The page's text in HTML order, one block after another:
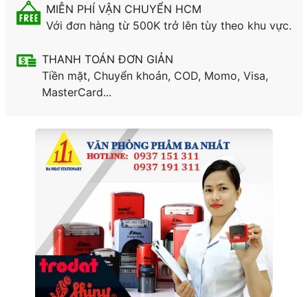
MIỄN PHÍ VẬN CHUYỂN HCM
Với đơn hàng từ 500K trở lên tùy theo khu vực.
THANH TOÁN ĐƠN GIẢN
Tiền mặt, Chuyển khoản, COD, Momo, Visa,
MasterCard...